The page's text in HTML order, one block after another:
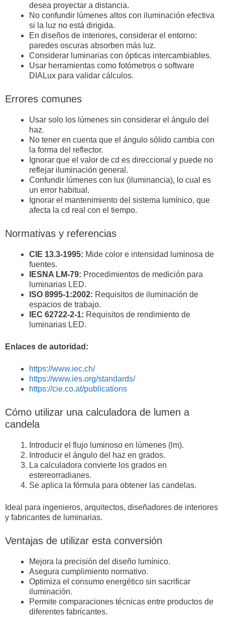
desea proyectar a distancia.
No confundir lúmenes altos con iluminación efectiva
si la luz no está dirigida.
En diseños de interiores, considerar el entorno:
paredes oscuras absorben más luz.
Considerar luminarias con ópticas intercambiables.
Usar herramientas como fotómetros o software
DIALux para validar cálculos.
Errores comunes
Usar solo los lúmenes sin considerar el ángulo del
haz.
No tener en cuenta que el ángulo sólido cambia con
la forma del reflector.
Ignorar que el valor de cd es direccional y puede no
reflejar iluminación general.
Confundir lúmenes con lux (iluminancia), lo cual es
un error habitual.
Ignorar el mantenimiento del sistema lumínico, que
afecta la cd real con el tiempo.
Normativas y referencias
CIE 13.3-1995: Mide color e intensidad luminosa de
fuentes.
IESNA LM-79: Procedimientos de medición para
luminarias LED.
ISO 8995-1:2002: Requisitos de iluminación de
espacios de trabajo.
IEC 62722-2-1: Requisitos de rendimiento de
luminarias LED.
Enlaces de autoridad:
https://www.iec.ch/
https://www.ies.org/standards/
https://cie.co.at/publications
Cómo utilizar una calculadora de lumen a
candela
Introducir el flujo luminoso en lúmenes (lm).
Introducir el ángulo del haz en grados.
La calculadora convierte los grados en
estereorradianes.
Se aplica la fórmula para obtener las candelas.
Ideal para ingenieros, arquitectos, diseñadores de interiores
y fabricantes de luminarias.
Ventajas de utilizar esta conversión
Mejora la precisión del diseño lumínico.
Asegura cumplimiento normativo.
Optimiza el consumo energético sin sacrificar
iluminación.
Permite comparaciones técnicas entre productos de
diferentes fabricantes.